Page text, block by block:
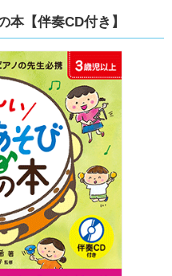
本【伴奏CD付き】